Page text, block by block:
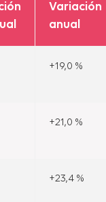
Variación
anual
+19,0 %
+21,0 %
+23,4 %